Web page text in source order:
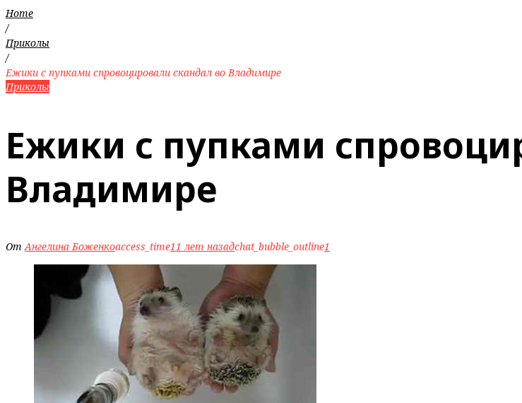
Home
/
Приколы
/
Ежики с пупками спровоцировали скандал во Владимире
Приколы
Ежики с пупками
Владимире
ОтАнгелина Боженкоaccess_time11 лет назадchat_bubble_outline1